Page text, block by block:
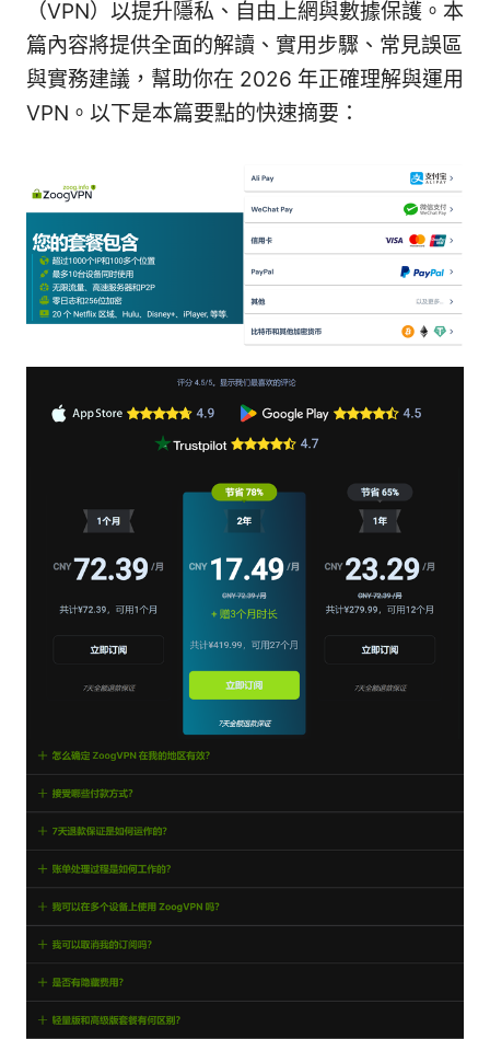
（VPN）以提升隱私、自由上網與數據保護。本
篇內容將提供全面的解讀、實用步驟、常見誤區
與實務建議，幫助你在 2026 年正確理解與運用
VPN。以下是本篇要點的快速摘要：